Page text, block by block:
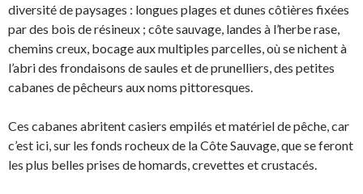
diversité de paysages : longues plages et dunes côtières fixées
par des bois de résineux ; côte sauvage, landes à l’herbe rase,
chemins creux, bocage aux multiples parcelles, où se nichent à
l’abri des frondaisons de saules et de prunelliers, des petites
cabanes de pêcheurs aux noms pittoresques.
Ces cabanes abritent casiers empilés et matériel de pêche, car
c’est ici, sur les fonds rocheux de la Côte Sauvage, que se feront
les plus belles prises de homards, crevettes et crustacés.